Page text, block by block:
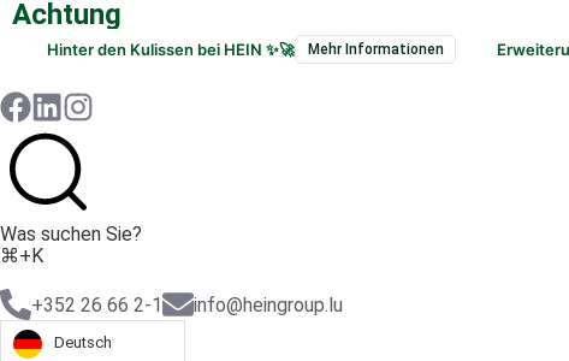
Achtung
Hinter den Kulissen bei HEIN ✨🚀 Mehr Informationen
Was suchen Sie?
⌘+K
+352 26 66 2-1 info@heingroup.lu
Deutsch